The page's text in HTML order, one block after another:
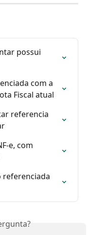
possui
com a
Fiscal atual
referencia
e, com
referenciada